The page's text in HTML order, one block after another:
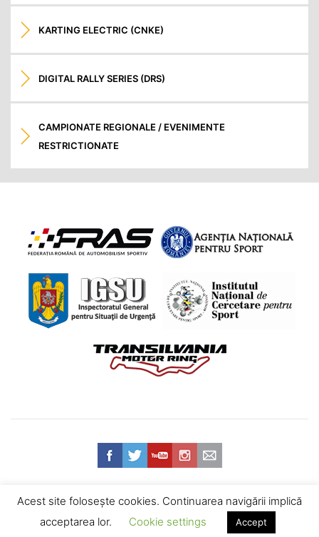
KARTING ELECTRIC (CNKE)
DIGITAL RALLY SERIES (DRS)
CAMPIONATE REGIONALE / EVENIMENTE
RESTRICTIONATE
© 2026 Federația Română de Automobilism Sportiv -
Termeni și Condiții
Politica de confidențialitate•Contact
Acest site foloseşte cookies. Continuarea navigării implică
acceptarea lor.
Cookie settings Accept